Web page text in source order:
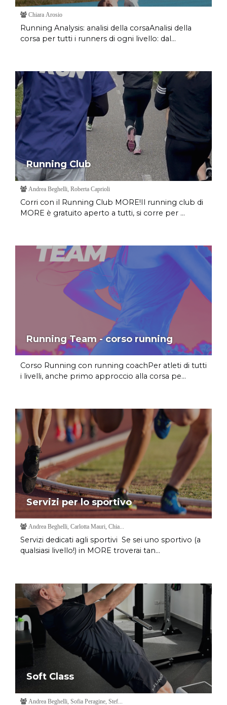
Chiara Arosio
Running Analysis: analisi della corsaAnalisi della
corsa per tutti i runners di ogni livello: dal...
Running Club
Andrea Beghelli, Roberta Caprioli
Corri con il Running Club MORE!Il running club di
MORE è gratuito aperto a tutti, si corre per ...
Running Team - corso running
Corso Running con running coachPer atleti di tutti
i livelli, anche primo approccio alla corsa pe...
Servizi per lo sportivo
Andrea Beghelli, Carlotta Mauri, Chia...
Servizi dedicati agli sportivi Se sei uno sportivo (a
qualsiasi livello!) in MORE troverai tan...
Soft Class
Andrea Beghelli, Sofia Peragine, Stef...